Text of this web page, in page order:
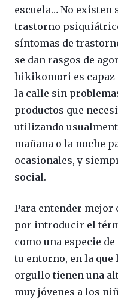
escuela… No existen
trastorno
síntomas de
se dan rasgos de
hikikomori es capaz
la calle sin
productos que
utilizando
mañana o la noche
ocasionales, y
social.
Para entender mejor
por introducir el
como una especie
tu entorno, en la
orgullo tienen una
muy jóvenes a los